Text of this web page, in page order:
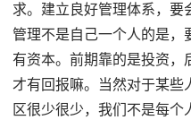
求。建立良好管理体系，要
管理不是自己一个人的是，
有资本。前期靠的是投资，
才有回报嘛。当然对于某些
区很少很少，我们不是每个